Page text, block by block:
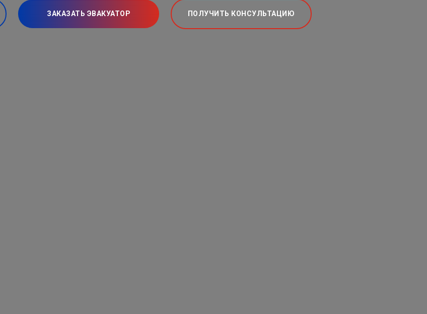
ЗАКАЗАТЬ ЭВАКУАТОР ПОЛУЧИТЬ КОНСУЛЬТАЦИЮ